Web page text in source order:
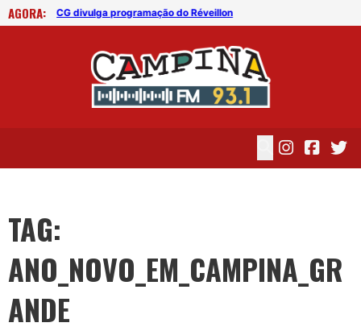
AGORA: CG divulga programação do Réveillon
TAG:
ANO_NOVO_EM_CAMPINA_GR
ANDE